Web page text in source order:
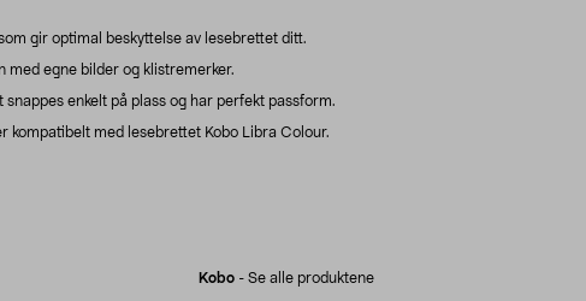
gir optimal beskyttelse av lesebrettet ditt.
med egne bilder og klistremerker.
snappes enkelt på plass og har perfekt passform.
kompatibelt med lesebrettet Kobo Libra Colour.
Kobo - Se alle produktene